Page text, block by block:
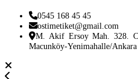
0545 168 45 45
ostimetiket@gmail.com
M. Akif Ersoy Mah. 328.
Macunköy-Yenimahalle/Ankara